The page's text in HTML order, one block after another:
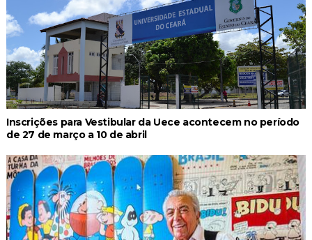
Inscrições para Vestibular da Uece acontecem no período
de 27 de março a 10 de abril